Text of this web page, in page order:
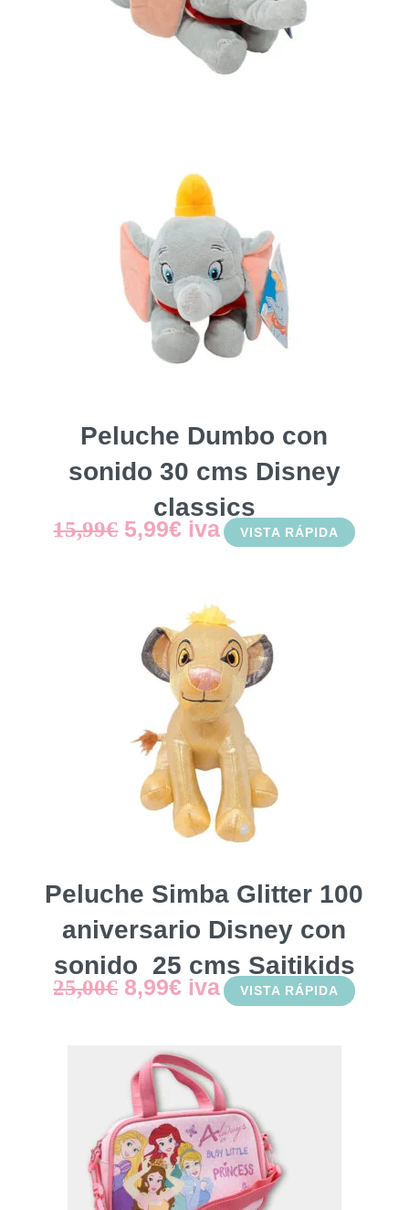
Peluche Dumbo con
sonido 30 cms Disney
classics
15,99€ El
original
era:
15,99€.
5,99€El
actual
es:
5,99€.
iva VISTA RÁPIDA
Peluche Simba Glitter 100
aniversario Disney con
sonido 25 cms Saitikids
25,00€ El
original
era:
25,00€.
8,99€El
actual
es:
8,99€.
iva VISTA RÁPIDA